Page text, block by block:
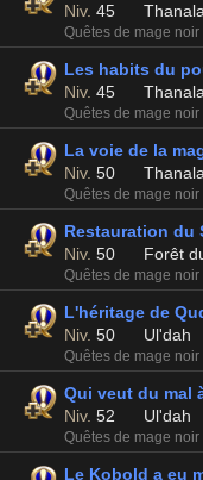
Niv. 45
Quêtes de mage noir
Les habits du
Niv. 45
Quêtes de mage noir
La voie de la
Niv. 50
Quêtes de mage noir
Restauration du
Niv. 50 Forêt
Quêtes de mage noir
L'héritage de
Niv. 50 Ul'dah
Quêtes de mage noir
Qui veut du mal
Niv. 52 Ul'dah
Quêtes de mage noir
Le Kobold a eu